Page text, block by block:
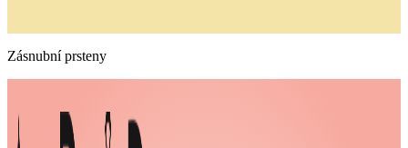
Zásnubní prsteny